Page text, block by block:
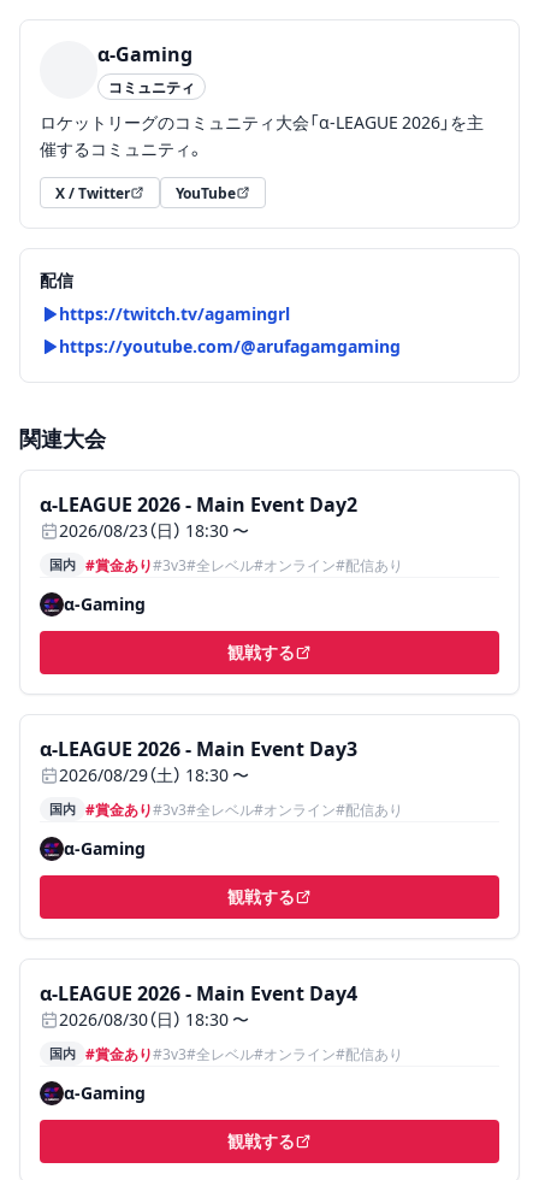
α-Gaming
コミュニティ
ロケットリーグのコミュニティ大会「α-LEAGUE 2026」を主
催するコミュニティ。
X / Twitter
（新しいタブで開く）
YouTube
（新しいタブで開く）
配信
https://twitch.tv/agamingrl
https://youtube.com/@arufagamgaming
関連大会
ステータス:開催前、国内、賞金あり、3v3、全レベル、オン
α-LEAGUE 2026 - Main Event Day2
2026/08/23（日） 18:30 〜
国内 #賞金あり#3v3#全レベル#オンライン#配信あり
α-Gaming
観戦する
（新しいタブで開く）
ステータス:開催前、国内、賞金あり、3v3、全レベル、オン
α-LEAGUE 2026 - Main Event Day3
2026/08/29（土） 18:30 〜
国内 #賞金あり#3v3#全レベル#オンライン#配信あり
α-Gaming
観戦する
（新しいタブで開く）
ステータス:開催前、国内、賞金あり、3v3、全レベル、オン
α-LEAGUE 2026 - Main Event Day4
2026/08/30（日） 18:30 〜
国内 #賞金あり#3v3#全レベル#オンライン#配信あり
α-Gaming
観戦する
（新しいタブで開く）